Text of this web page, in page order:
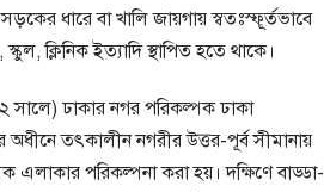
ধারে বা খালি জায়গায় স্বতঃস্ফূর্তভাবে
ক্লিনিক ইত্যাদি স্থাপিত হতে থাকে।
ঢাকার নগর পরিকল্পক ঢাকা
অধীনে তৎকালীন নগরীর উত্তর-পূর্ব সীমানায়
এলাকার পরিকল্পনা করা হয়। দক্ষিণে বাড্ডা-